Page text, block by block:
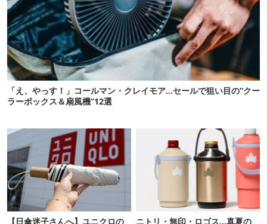
「え、やっす！」コールマン・クレイモア…セールで狙い目の“クー
ラーボックス＆扇風機”12選
【日傘迷子さんへ】ユニクロの ニトリ・無印・ロゴス…真夏の